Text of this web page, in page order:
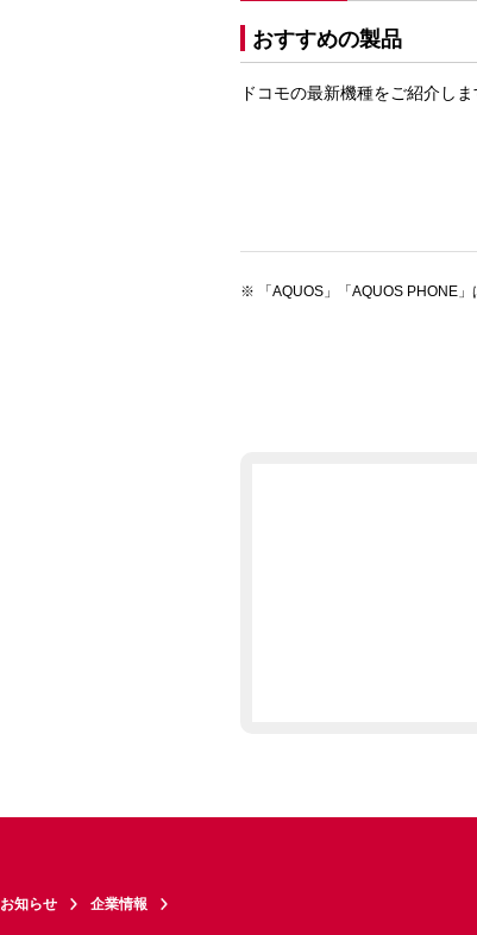
おすすめの製品
ドコモの最新機種をご紹介しま
「AQUOS」「AQUOS PHONE
お知らせ 企業情報